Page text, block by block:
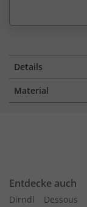
Details
Material
Entdecke auch
Dirndl Dessous